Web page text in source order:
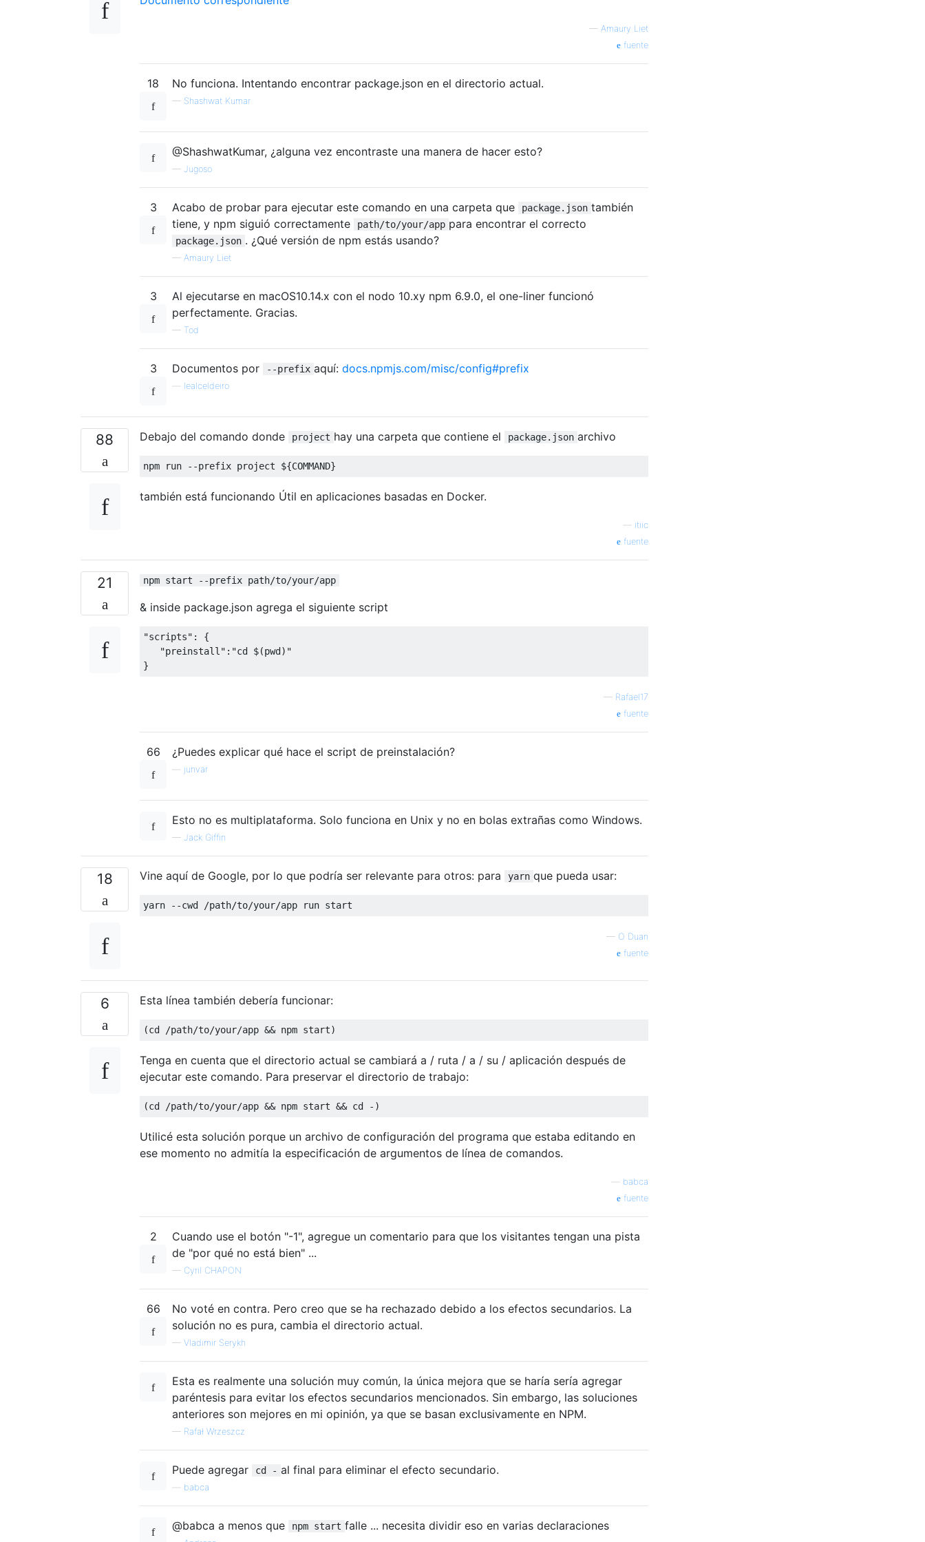
— Amaury Liet
fuente
18 No funciona. Intentando encontrar package.json en el directorio actual.
— Shashwat Kumar
@ShashwatKumar, ¿alguna vez encontraste una manera de hacer esto?
— Jugoso
3 Acabo de probar para ejecutar este comando en una carpeta que package.json también
tiene, y npm siguió correctamente
path/to/your/app para encontrar el correcto
package.json . ¿Qué versión de npm estás usando?
— Amaury Liet
3
Al ejecutarse en macOS10.14.x con el nodo 10.xy npm 6.9.0, el one-liner funcionó
perfectamente. Gracias.
— Tod
3 Documentos por --prefix aquí: docs.npmjs.com/misc/config#prefix
lealceldeiro
88 Debajo del comando donde project hay una carpeta que contiene el package.json archivo
npm run --prefix project ${COMMAND}
también está funcionando Útil en aplicaciones basadas en Docker.
itiic
fuente
21 npm start --prefix path/to/your/app
& inside package.json agrega el siguiente script
"scripts" :
{
"preinstall" : "cd $(pwd)"
}
— Rafael17
fuente
66 ¿Puedes explicar qué hace el script de preinstalación?
junvar
Esto no es multiplataforma. Solo funciona en Unix y no en bolas extrañas como Windows.
— Jack Giffin
18 Vine aquí de Google, por lo que podría ser relevante para otros: para yarn que pueda usar:
yarn --cwd /path/to/your/app run start
— O Duan
fuente
6 Esta línea también debería funcionar:
(cd /path/to/your/app && npm start)
Tenga en cuenta que el directorio actual se cambiará a / ruta / a / su / aplicación después de
ejecutar este comando. Para preservar el directorio de trabajo:
(cd /path/to/your/app && npm start && cd -)
Utilicé esta solución porque un archivo de configuración del programa que estaba editando en
ese momento no admitía la especificación de argumentos de línea de comandos.
babca
fuente
2
Cuando use el botón "-1", agregue un comentario para que los visitantes tengan una pista
de "por qué no está bien" ...
— Cyril CHAPON
66
No voté en contra. Pero creo que se ha rechazado debido a los efectos secundarios. La
solución no es pura, cambia el directorio actual.
— Vladimir Serykh
Esta es realmente una solución muy común, la única mejora que se haría sería agregar
paréntesis para evitar los efectos secundarios mencionados. Sin embargo, las soluciones
anteriores son mejores en mi opinión, ya que se basan exclusivamente en NPM.
— Rafał Wrzeszcz
Puede agregar cd - al final para eliminar el efecto secundario.
babca
@babca a menos que npm start falle ... necesita dividir eso en varias declaraciones